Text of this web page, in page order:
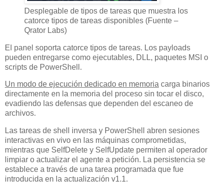
Desplegable de tipos de tareas que muestra los
catorce tipos de tareas disponibles (Fuente –
Qrator Labs)
El panel soporta catorce tipos de tareas. Los payloads
pueden entregarse como ejecutables, DLL, paquetes MSI o
scripts de PowerShell.
Un modo de ejecución dedicado en memoria carga binarios
directamente en la memoria del proceso sin tocar el disco,
evadiendo las defensas que dependen del escaneo de
archivos.
Las tareas de shell inversa y PowerShell abren sesiones
interactivas en vivo en las máquinas comprometidas,
mientras que SelfDelete y SelfUpdate permiten al operador
limpiar o actualizar el agente a petición. La persistencia se
establece a través de una tarea programada que fue
introducida en la actualización v1.1.